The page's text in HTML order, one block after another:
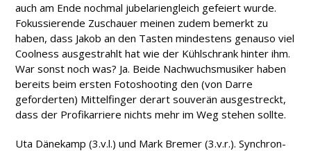
auch am Ende nochmal jubelariengleich gefeiert wurde.
Fokussierende Zuschauer meinen zudem bemerkt zu
haben, dass Jakob an den Tasten mindestens genauso viel
Coolness ausgestrahlt hat wie der Kühlschrank hinter ihm.
War sonst noch was? Ja. Beide Nachwuchsmusiker haben
bereits beim ersten Fotoshooting den (von Darre
geforderten) Mittelfinger derart souverän ausgestreckt,
dass der Profikarriere nichts mehr im Weg stehen sollte.
Uta Dänekamp (3.v.l.) und Mark Bremer (3.v.r.). Synchron-